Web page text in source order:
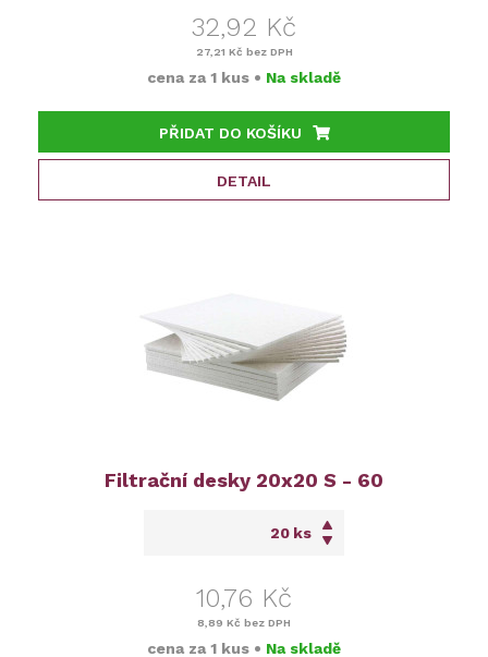
32,92 Kč
27,21 Kč bez DPH
cena za 1 kus • Na skladě
PŘIDAT DO KOŠÍKU
DETAIL
Filtrační desky 20x20 S - 60
ks
10,76 Kč
8,89 Kč bez DPH
cena za 1 kus • Na skladě